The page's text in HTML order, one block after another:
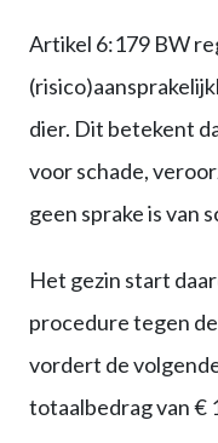
Artikel 6:179 BW
dier. Dit betekent
voor schade,
geen sprake is van
Het gezin start
procedure tegen
vordert de
totaalbedrag van €